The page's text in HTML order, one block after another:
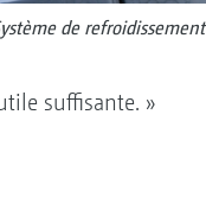
de refroidissement
suffisante. »